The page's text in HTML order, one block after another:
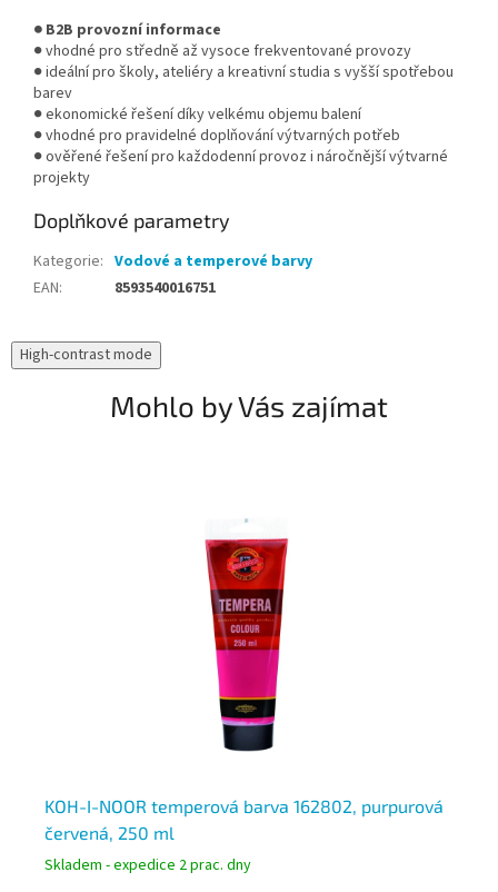
● B2B provozní informace
● vhodné pro středně až vysoce frekventované provozy
● ideální pro školy, ateliéry a kreativní studia s vyšší spotřebou
barev
● ekonomické řešení díky velkému objemu balení
● vhodné pro pravidelné doplňování výtvarných potřeb
● ověřené řešení pro každodenní provoz i náročnější výtvarné
projekty
Doplňkové parametry
Kategorie: Vodové a temperové barvy
EAN: 8593540016751
High-contrast mode
Mohlo by Vás zajímat
KOH-I-NOOR temperová barva 162802, purpurová
červená, 250 ml
Skladem - expedice 2 prac. dny